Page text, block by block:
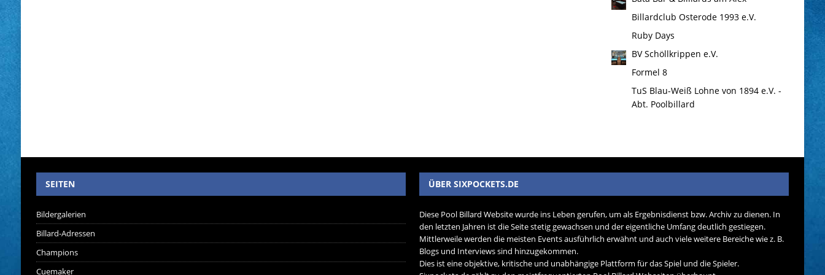
Billardclub Osterode 1993 e.V.
Ruby Days
BV Schöllkrippen e.V.
Formel 8
TuS Blau-Weiß Lohne von 1894 e.V. -
Abt. Poolbillard
SEITEN
Bildergalerien
Billard-Adressen
Champions
Cuemaker
ÜBER SIXPOCKETS.DE
Diese Pool Billard Website wurde ins Leben gerufen, um als Ergebnisdienst bzw. Archiv zu dienen. In
den letzten Jahren ist die Seite stetig gewachsen und der eigentliche Umfang deutlich gestiegen.
Mittlerweile werden die meisten Events ausführlich erwähnt und auch viele weitere Bereiche wie z. B.
Blogs und Interviews sind hinzugekommen.
Dies ist eine objektive, kritische und unabhängige Plattform für das Spiel und die Spieler.